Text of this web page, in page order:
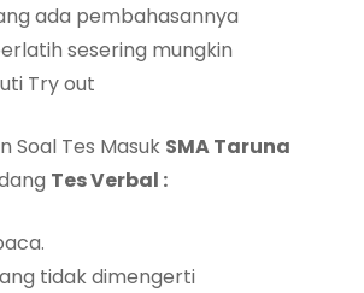
ada pembahasannya
sesering mungkin
Try out
Soal Tes Masuk SMA Taruna
Tes Verbal :
tidak dimengerti